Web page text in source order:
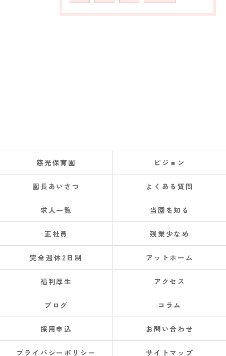
慈光保育園 ビジョン
園長あいさつ よくある質問
求人一覧 当園を知る
正社員 残業少なめ
完全週休2日制 アットホーム
福利厚生 アクセス
ブログ コラム
採用申込 お問い合わせ
プライバシーポリシー サイトマップ